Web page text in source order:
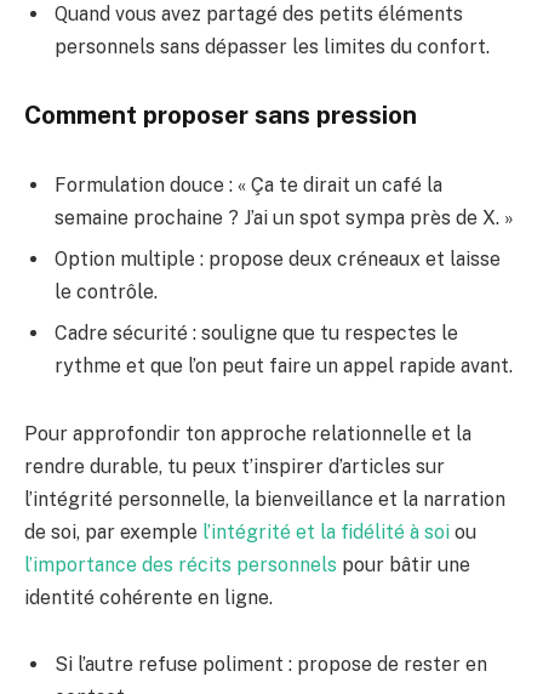
Quand vous avez partagé des petits éléments
personnels sans dépasser les limites du confort.
Comment proposer sans pression
Formulation douce : « Ça te dirait un café la
semaine prochaine ? J’ai un spot sympa près de X. »
Option multiple : propose deux créneaux et laisse
le contrôle.
Cadre sécurité : souligne que tu respectes le
rythme et que l’on peut faire un appel rapide avant.
Pour approfondir ton approche relationnelle et la
rendre durable, tu peux t’inspirer d’articles sur
l’intégrité personnelle, la bienveillance et la narration
de soi, par exemple l’intégrité et la fidélité à soi ou
l’importance des récits personnels pour bâtir une
identité cohérente en ligne.
Si l’autre refuse poliment : propose de rester en